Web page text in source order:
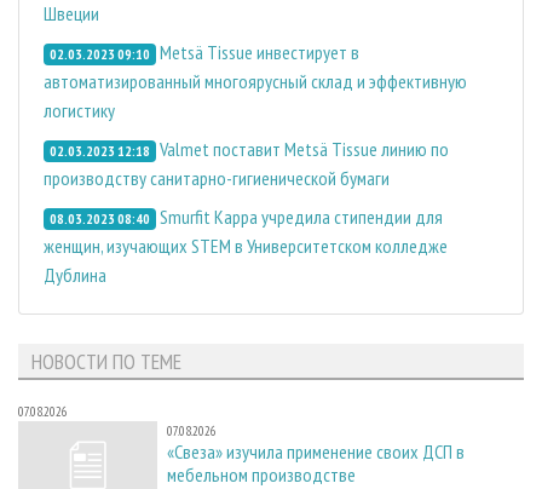
Швеции
02.03.2023 09:10 Metsä Tissue инвестирует в
автоматизированный многоярусный склад и эффективную
логистику
02.03.2023 12:18 Valmet поставит Metsä Tissue линию по
производству санитарно-гигиенической бумаги
08.03.2023 08:40 Smurfit Kappa учредила стипендии для
женщин, изучающих STEM в Университетском колледже
Дублина
НОВОСТИ ПО ТЕМЕ
07.08.2026
07.08.2026
«Свеза» изучила применение своих ДСП в
мебельном производстве